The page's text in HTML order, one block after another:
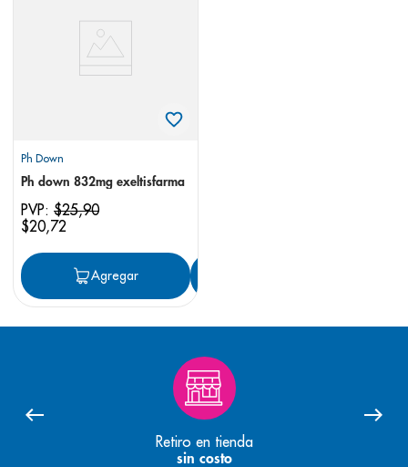
Ph Down
Ph down 832mg exeltisfarma
PVP: $25,90
$20,72
Agregar
Retiro en tienda
sin costo
pediasure
panolini